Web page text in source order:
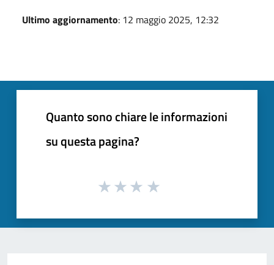
Ultimo aggiornamento: 12 maggio 2025, 12:32
Quanto sono chiare le informazioni
su questa pagina?